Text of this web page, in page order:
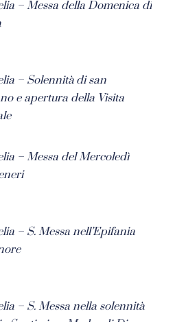
– Messa della Domenica di
– Solennità di san
e apertura della Visita
– Messa del Mercoledì
– S. Messa nell’Epifania
– S. Messa nella solennità